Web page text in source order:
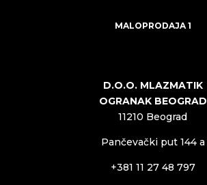
MALOPRODAJA 1
D.O.O. MLAZMATIK
OGRANAK BEOGRAD
11210 Beograd
Pančevački put 144 a
+381 11 27 48 797